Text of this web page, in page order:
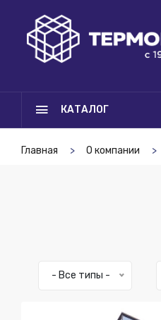
КАТАЛОГ
Главная О компании
- Все типы -